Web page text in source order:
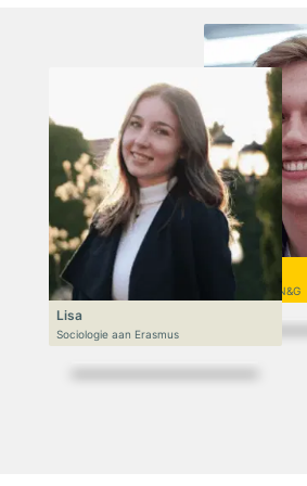
Niek
VWO 6, N&T/N&G
Lisa
Sociologie aan Erasmus